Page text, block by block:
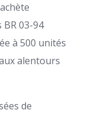
03-94
à 500 unités
alentours